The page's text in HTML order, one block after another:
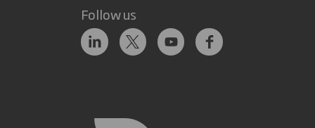
Follow us